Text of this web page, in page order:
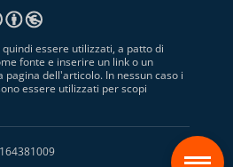
essere utilizzati, a patto di
fonte e inserire un link o un
dell'articolo. In nessun caso i
essere utilizzati per scopi